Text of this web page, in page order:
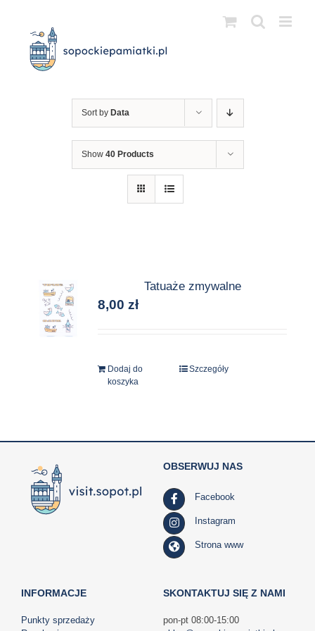
zawartości
Sort by Data
Show 40 Products
Tatuaże zmywalne
8,00zł
Dodaj do
koszyka
Szczegóły
INFORMACJE
Punkty sprzedaży
OBSERWUJ NAS
Facebook
Instagram
Strona www
SKONTAKTUJ SIĘ Z NAMI
pon-pt 08:00-15:00